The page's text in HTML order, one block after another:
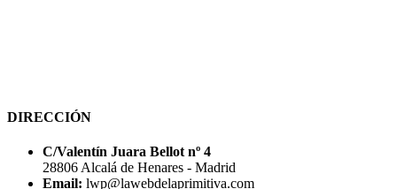
DIRECCIÓN
C/Valentín Juara Bellot nº 4
28806 Alcalá de Henares - Madrid
Email: lwp@lawebdelaprimitiva.com